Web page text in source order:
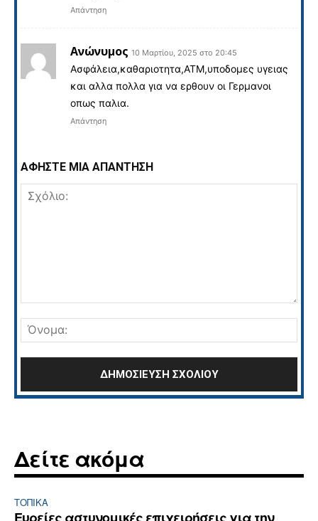
Απάντηση
Ανώνυμος 10 Μαρτίου, 2025 στο 20:45
Ασφάλεια,καθαριοτητα,ΑΤΜ,υποδομες υγειας
και αλλα πολλα για να ερθουν οι Γερμανοι
οπως παλια.
Απάντηση
ΑΦΗΣΤΕ ΜΙΑ ΑΠΑΝΤΗΣΗ
Δείτε ακόμα
ΤΟΠΙΚΑ